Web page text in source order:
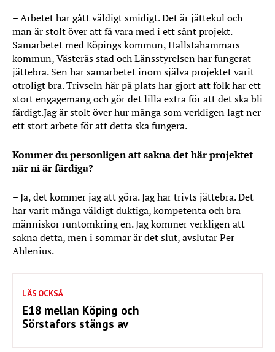
– Arbetet har gått väldigt smidigt. Det är jättekul och
man är stolt över att få vara med i ett sånt projekt.
Samarbetet med Köpings kommun, Hallstahammars
kommun, Västerås stad och Länsstyrelsen har fungerat
jättebra. Sen har samarbetet inom själva projektet varit
otroligt bra. Trivseln här på plats har gjort att folk har ett
stort engagemang och gör det lilla extra för att det ska bli
färdigt.Jag är stolt över hur många som verkligen lagt ner
ett stort arbete för att detta ska fungera.
Kommer du personligen att sakna det här projektet
när ni är färdiga?
– Ja, det kommer jag att göra. Jag har trivts jättebra. Det
har varit många väldigt duktiga, kompetenta och bra
människor runtomkring en. Jag kommer verkligen att
sakna detta, men i sommar är det slut, avslutar Per
Ahlenius.
LÄS OCKSÅ
E18 mellan Köping och
Sörstafors stängs av